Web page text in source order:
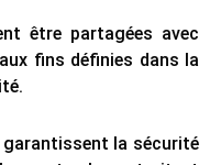
être partagées avec
fins définies dans la
la sécurité